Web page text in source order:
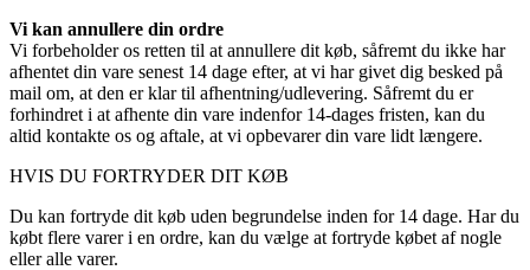
Vi kan annullere din ordre
Vi forbeholder os retten til at annullere dit køb, såfremt du ikke har
afhentet din vare senest 14 dage efter, at vi har givet dig besked på
mail om, at den er klar til afhentning/udlevering. Såfremt du er
forhindret i at afhente din vare indenfor 14-dages fristen, kan du
altid kontakte os og aftale, at vi opbevarer din vare lidt længere.
HVIS DU FORTRYDER DIT KØB
Du kan fortryde dit køb uden begrundelse inden for 14 dage. Har du
købt flere varer i en ordre, kan du vælge at fortryde købet af nogle
eller alle varer.